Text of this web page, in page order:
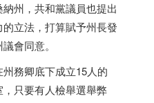
州，共和黨議員也提出
立法，打算賦予州長發
會同意。
務卿底下成立15人的
，只要有人檢舉選舉弊